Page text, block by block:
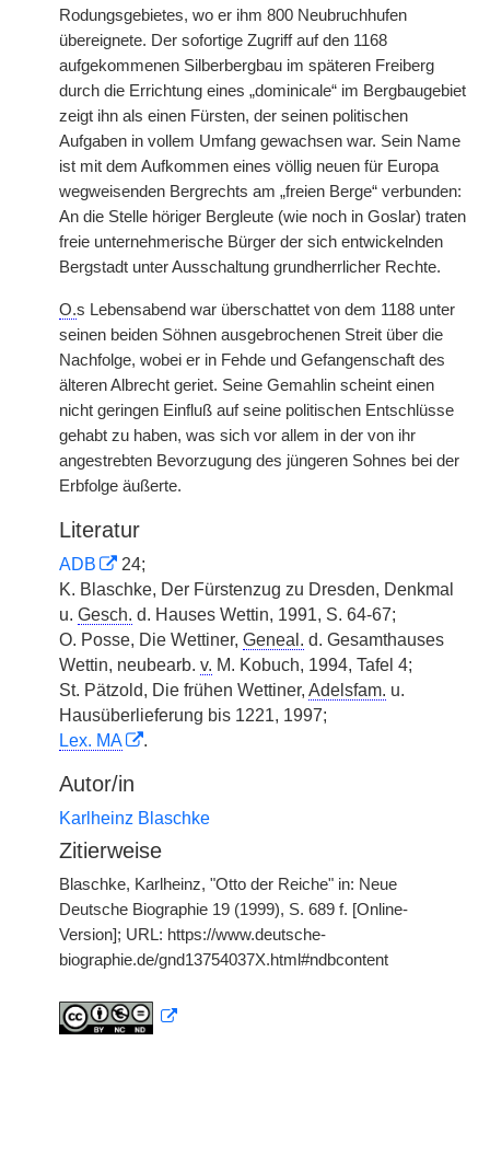
Rodungsgebietes, wo er ihm 800 Neubruchhufen
übereignete. Der sofortige Zugriff auf den 1168
aufgekommenen Silberbergbau im späteren Freiberg
durch die Errichtung eines „dominicale“ im Bergbaugebiet
zeigt ihn als einen Fürsten, der seinen politischen
Aufgaben in vollem Umfang gewachsen war. Sein Name
ist mit dem Aufkommen eines völlig neuen für Europa
wegweisenden Bergrechts am „freien Berge“ verbunden:
An die Stelle höriger Bergleute (wie noch in Goslar) traten
freie unternehmerische Bürger der sich entwickelnden
Bergstadt unter Ausschaltung grundherrlicher Rechte.
O.s Lebensabend war überschattet von dem 1188 unter
seinen beiden Söhnen ausgebrochenen Streit über die
Nachfolge, wobei er in Fehde und Gefangenschaft des
älteren Albrecht geriet. Seine Gemahlin scheint einen
nicht geringen Einfluß auf seine politischen Entschlüsse
gehabt zu haben, was sich vor allem in der von ihr
angestrebten Bevorzugung des jüngeren Sohnes bei der
Erbfolge äußerte.
Literatur
ADB
24;
K. Blaschke, Der Fürstenzug zu Dresden, Denkmal
u. Gesch. d. Hauses Wettin, 1991, S. 64-67;
O. Posse, Die Wettiner, Geneal. d. Gesamthauses
Wettin, neubearb. v. M. Kobuch, 1994, Tafel 4;
St. Pätzold, Die frühen Wettiner, Adelsfam. u.
Hausüberlieferung bis 1221, 1997;
Lex. MA
.
Autor/in
Karlheinz Blaschke
Zitierweise
Blaschke, Karlheinz, "Otto der Reiche" in: Neue
Deutsche Biographie 19 (1999), S. 689 f. [Online-
Version]; URL: https://www.deutsche-
biographie.de/gnd13754037X.html#ndbcontent